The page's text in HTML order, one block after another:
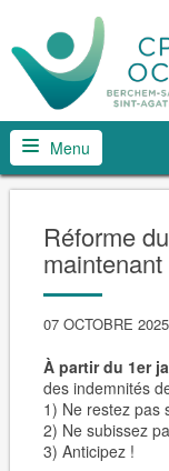
Menu
Réforme
maintenant
07 OCTOBRE 2025
À partir du 1er
des indemnités
1) Ne restez pas
2) Ne subissez
3) Anticipez !